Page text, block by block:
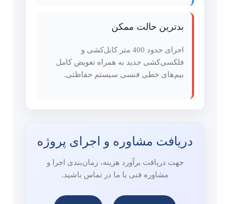
بدترین حالت ممکن
اجرای حدود 400 متر کابل‌کشی و
فلکسی‌کشی جدید به همراه تعویض کامل
بیم‌های خطی فنسی سیستم حفاظتی.
دریافت مشاوره و اجرای پروژه
جهت دریافت برآورد هزینه، زمان‌بندی اجرا و
مشاوره فنی با ما در تماس باشید.